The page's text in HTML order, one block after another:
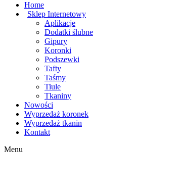
Home
Sklep Internetowy
Aplikacje
Dodatki ślubne
Gipury
Koronki
Podszewki
Tafty
Taśmy
Tiule
Tkaniny
Nowości
Wyprzedaż koronek
Wyprzedaż tkanin
Kontakt
Menu